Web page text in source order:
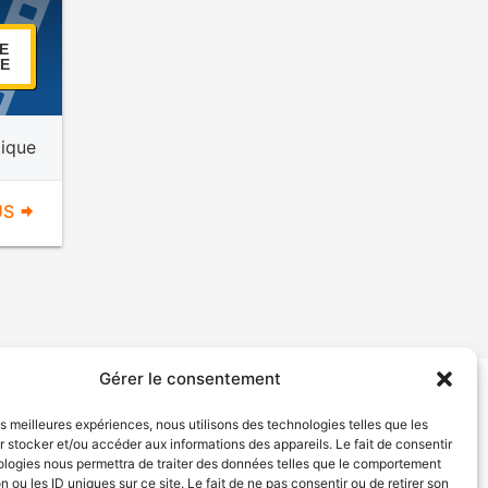
Gérer le consentement
meilleures expériences, nous utilisons des technologies telles que les
stocker et/ou accéder aux informations des appareils. Le fait de consentir
nous permettra de traiter des données telles que le comportement
ou les ID uniques sur ce site. Le fait de ne pas consentir ou de retirer son
de services Politique de confidentialité